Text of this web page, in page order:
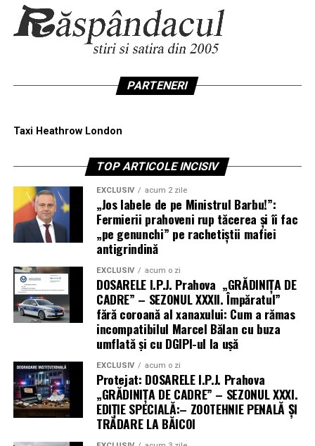
PARTENERI
Taxi Heathrow London
TOP ARTICOLE INCISIV
EXCLUSIV acum 2 zile
„Jos labele de pe Ministrul Barbu!”:
Fermierii prahoveni rup tăcerea și îi fac
„pe genunchi” pe rachetiștii mafiei
antigrindină
EXCLUSIV acum o zi
DOSARELE I.P.J. Prahova „GRĂDINIȚA DE
CADRE” – SEZONUL XXXII. Împăratul”
fără coroană al xanaxului: Cum a rămas
incompatibilul Marcel Bălan cu buza
umflată și cu DGIPI-ul la ușă
EXCLUSIV acum o zi
Protejat: DOSARELE I.P.J. Prahova
„GRĂDINIȚA DE CADRE” – SEZONUL XXXI.
EDIȚIE SPECIALĂ:– ZOOTEHNIE PENALĂ ȘI
TRĂDARE LA BĂICOI